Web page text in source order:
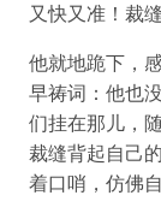
又快又准！裁
他就地跪下，
早祷词：他也
们挂在那儿，
裁缝背起自己
着口哨，仿佛